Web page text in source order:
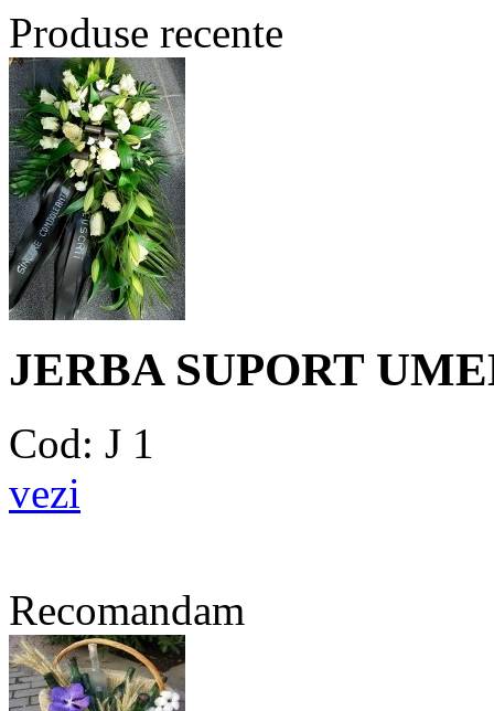
Produse recente
JERBA SUPORT
Cod: J 1
vezi
Recomandam